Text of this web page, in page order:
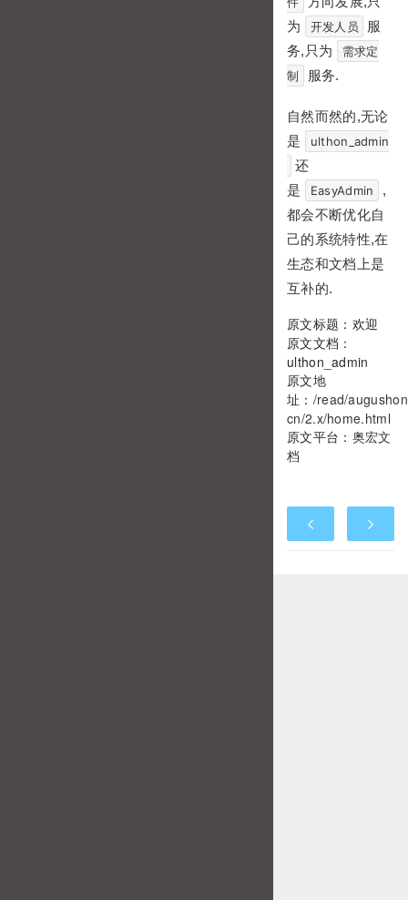
为
开发人员
服
务,只为
需求定
制
服务.
自然而然的,无论
是
ulthon_admin
还
是
EasyAdmin
,
都会不断优化自
己的系统特性,在
生态和文档上是
互补的.
原文标题：欢迎
原文文档：
ulthon_admin
原文地
址： /read/
cn/2.x/home.html
原文平台： 奥宏文
档